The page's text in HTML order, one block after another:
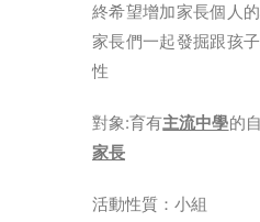
字型大小
終希望增加家長個人
家長們一起發掘跟孩
性
對象:育有主流中學的
家長
活動性質：小組